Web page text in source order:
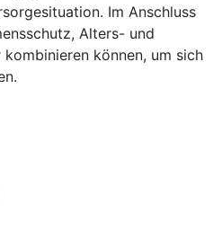
Im Anschluss
Alters- und
können, um sich